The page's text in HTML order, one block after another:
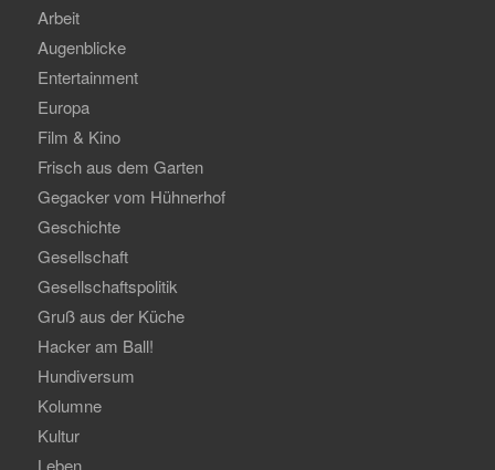
Arbeit
Augenblicke
Entertainment
Europa
Film & Kino
Frisch aus dem Garten
Gegacker vom Hühnerhof
Geschichte
Gesellschaft
Gesellschaftspolitik
Gruß aus der Küche
Hacker am Ball!
Hundiversum
Kolumne
Kultur
Leben